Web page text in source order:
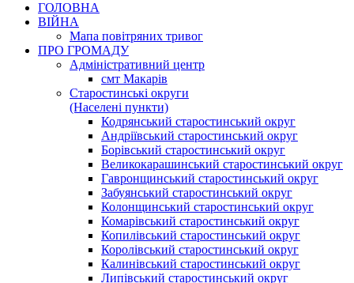
ГОЛОВНА
ВІЙНА
Мапа повітряних тривог
ПРО ГРОМАДУ
Aдміністративний центр
смт Макарів
Старостинські округи
(Населені пункти)
Кодрянський старостинський округ
Андріївський старостинський округ
Борівський старостинський округ
Великокарашинський старостинський округ
Гавронщинський старостинський округ
Забуянський старостинський округ
Колонщинський старостинський округ
Комарівський старостинський округ
Копилівський старостинський округ
Королівський старостинський округ
Калинівський старостинський округ
Липівський старостинський округ